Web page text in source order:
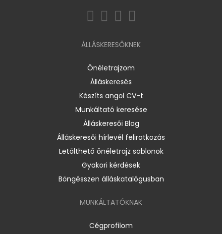
ÁLLÁSKERESŐKNEK
Önéletrajzom
Álláskeresés
Készíts angol CV-t
Munkáltató keresése
Álláskeresői Blog
Álláskeresői hírlevél feliratkozás
Letölthető önéletrajz sablonok
Gyakori kérdések
Böngésszen álláskatalógusban
MUNKÁLTATÓKNAK
Cégprofilom